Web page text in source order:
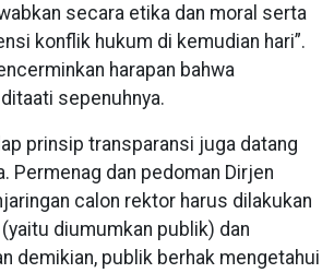
secara etika dan moral serta
konflik hukum di kemudian hari”.
harapan bahwa
sepenuhnya.
prinsip transparansi juga datang
Permenag dan pedoman Dirjen
calon rektor harus dilakukan
(yaitu diumumkan publik) dan
demikian, publik berhak mengetahui